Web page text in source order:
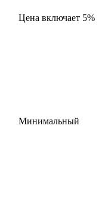
Цена включает 5%
Минимальный